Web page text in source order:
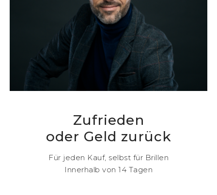
Zufrieden
oder Geld zurück
Für jeden Kauf, selbst für Brillen
Innerhalb von 14 Tagen